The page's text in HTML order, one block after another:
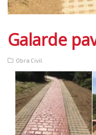
Galarde
Obra Civil